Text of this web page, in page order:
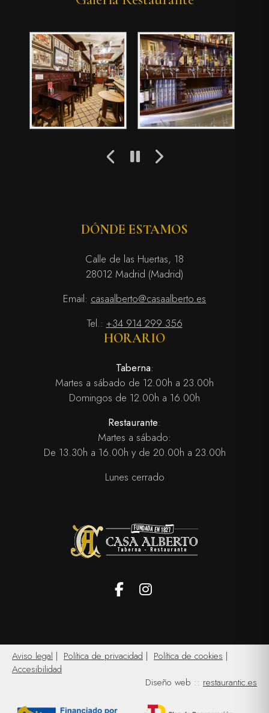
DÓNDE ESTAMOS
Calle de las Huertas, 18
28012 Madrid (Madrid)
Email: casaalberto@casaalberto.es
Tel.: +34 914 299 356
HORARIO
Taberna:
Martes a sábado de 12.00h a 23.00h
Domingos de 12.00h a 16.00h
Restaurante:
Martes a sábado:
De 13.30h a 16.00h y de 20.00h a 23.00h
Lunes cerrado
Aviso legal | Política de privacidad | Política de cookies |
Accesibilidad
Diseño web :: restaurantic.es